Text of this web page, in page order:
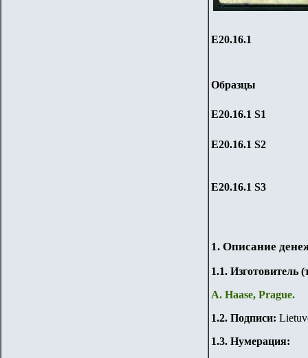
Е20.16.1
Образцы
Е20.16.1 S1
Е20.16.1 S2
Е20.16.1 S3
1. Описание
1.1. Изготовитель
A. Haase, Prague.
1.2. Подписи:
1.3. Нумерация: